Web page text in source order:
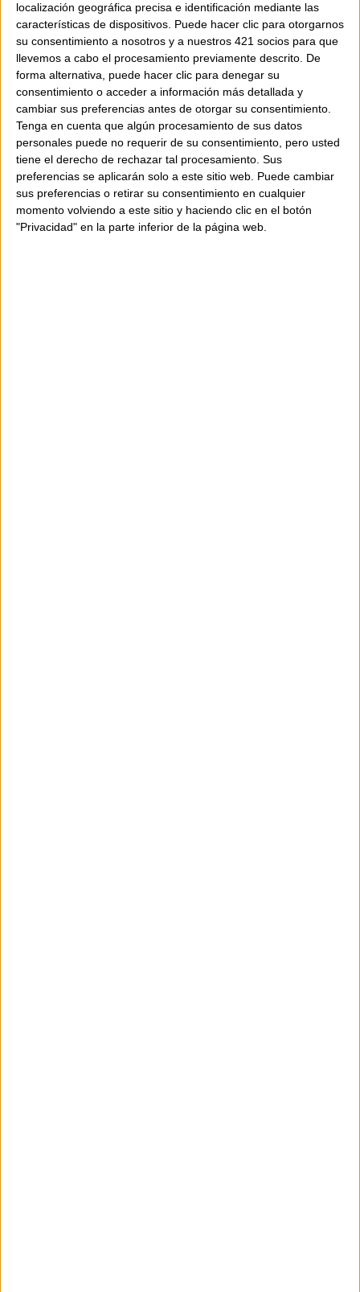
localización geográfica precisa e identificación mediante las
características de dispositivos. Puede hacer clic para otorgarnos
su consentimiento a nosotros y a nuestros 421 socios para que
llevemos a cabo el procesamiento previamente descrito. De
forma alternativa, puede hacer clic para denegar su
consentimiento o acceder a información más detallada y
cambiar sus preferencias antes de otorgar su consentimiento.
Tenga en cuenta que algún procesamiento de sus datos
personales puede no requerir de su consentimiento, pero usted
tiene el derecho de rechazar tal procesamiento. Sus
preferencias se aplicarán solo a este sitio web. Puede cambiar
sus preferencias o retirar su consentimiento en cualquier
momento volviendo a este sitio y haciendo clic en el botón
"Privacidad" en la parte inferior de la página web.
L'any 1967, en Carles, el fill d'en Tià i la Conxita, va
començar els seus estudis a l'Escola Superior de
Belles Arts de Barcelona, deixant de banda la
restauració. En aquell moment va tenir lloc el primer
canvi i la família va transformar l'antic cafè en
Souvenirs Rambla amb l'esclat del turisme dels anys
60. A l'establiment hi podíem trobar castanyoles,
banderilles, quixots, inflables, barrets mexicans,
ceràmiques, fusta negra, enormes pells de vaca... I no
ens podem oblidar del souvenir per excel·lència de
l'època, les postals de flamenca i, ara ja peces de
col·lecció, les nines Marín.